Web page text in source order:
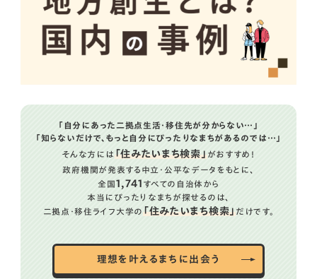
過疎化による地域コミュニティの脆弱化
伝統的産業や文化の後継者不足
地域インフラや公共施設の老朽化
企業誘致
地域活性化
政府の取り組み
「まち・ひと・しごと創生」
地方創生推進交付金（まち・ひと・しごと創生交付
観光地域づくり
「自分にあった二拠点生活・移住先が分からない…」
「知らないだけで、もっと自分にぴったりなまちがあるのでは…」
そんな方には「住みたいまち検索」がおすすめ！
政府機関が発表する中立・公平なデータをもとに、
全国 1,741 すべての自治体から
本当にぴったりなまちが探せるのは、
二拠点・移住ライフ大学の「住みたいまち検索」だけです。
理想を叶えるまちに出会う